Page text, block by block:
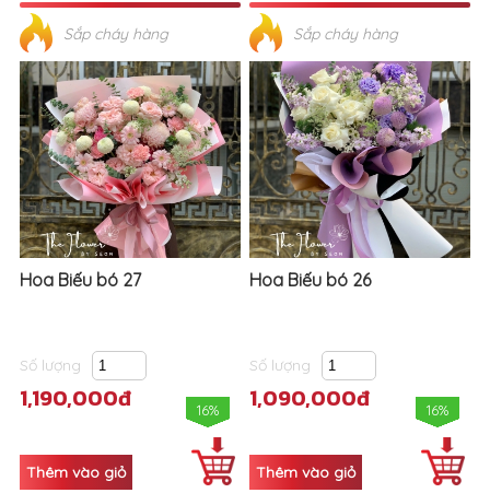
Sắp cháy hàng Sắp cháy hàng
Hoa Biếu bó 27
Số lượng
1,190,000đ 16%
Hoa Biếu bó 26
Số lượng
1,090,000đ 16%